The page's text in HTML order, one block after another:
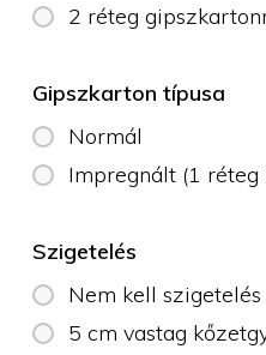
2 réteg
Gipszkarton típusa
Normál
Impregnált (1
Szigetelés
Nem kell szigetelés
5 cm vastag